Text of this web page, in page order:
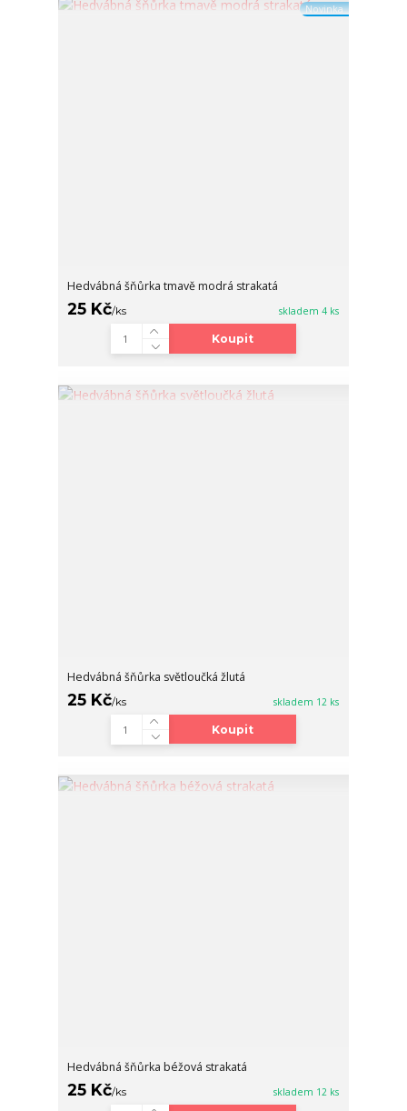
Novinka
Hedvábná šňůrka tmavě modrá strakatá
25 Kč/ks skladem 4 ks
Koupit
Hedvábná šňůrka světloučká žlutá
25 Kč/ks skladem 12 ks
Koupit
Hedvábná šňůrka béžová strakatá
25 Kč/ks skladem 12 ks